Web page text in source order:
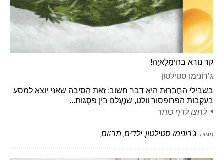
קר נורא בהימָלַאיָה!
ג’רונימו סטילטון
בשבילי החֲבֵרוּת היא דבר חשוב: זאת הסיבה שאני יוצא למסע
בעִקְבוֹת הפּרוֹפסוֹר ווֹלט, שנֶעְלַם בין פִּסְגוֹת...
לחצו לדף כותר
תגיות: ג'רונימו סטילטון ילדים תרגום